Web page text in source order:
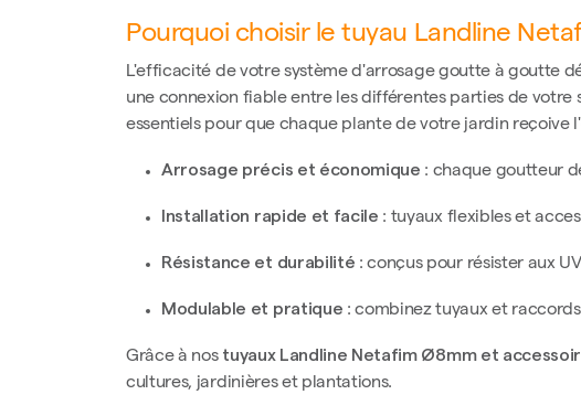
Pourquoi choisir le tuyau Landline
L'efficacité de votre système d'arrosage goutte à goutte
une connexion fiable entre les différentes parties de
essentiels pour que chaque plante de votre jardin reçoive
Arrosage précis et économique : chaque goutteur
Installation rapide et facile : tuyaux flexibles et
Résistance et durabilité : conçus pour résister aux
Modulable et pratique : combinez tuyaux et
Grâce à nos tuyaux Landline Netafim Ø8mm et
cultures, jardinières et plantations.